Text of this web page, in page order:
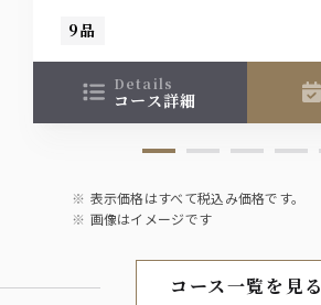
9品
details
コース詳細
表示価格はすべて税込み価格です。
画像はイメージです
コース一覧を見る